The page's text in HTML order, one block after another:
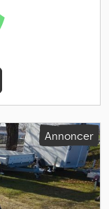
surringskroge
i
finérbund *
låg Lavtbygget
låg, totalvægt: 850
km/t ...og meget
Annoncer